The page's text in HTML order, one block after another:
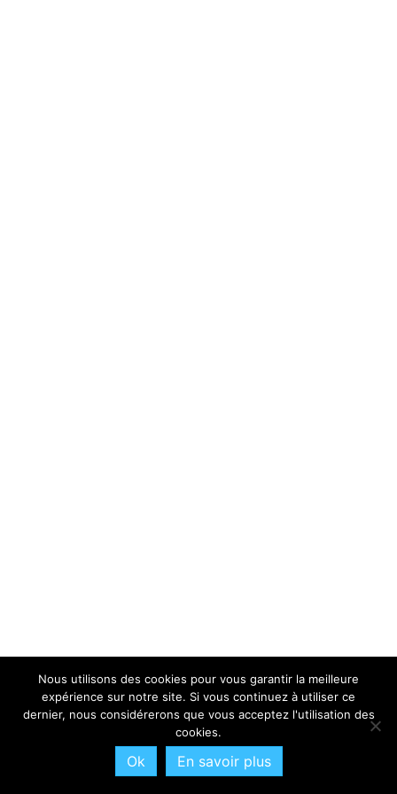
Nous utilisons des cookies pour vous garantir la meilleure
expérience sur notre site. Si vous continuez à utiliser ce
dernier, nous considérerons que vous acceptez l'utilisation des
cookies.
Ok En savoir plus